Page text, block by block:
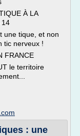
À LA
14
une tique, et non
tic nerveux !
FRANCE
le territoire
: une